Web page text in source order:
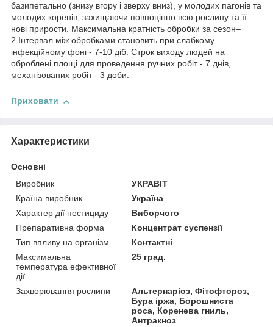
базипетально (знизу вгору і зверху вниз), у молодих пагонів та
молодих коренів, захищаючи повноцінно всю рослину та її
нові прирости. Максимальна кратність обробки за сезон–
2.Інтервал між обробками становить при слабкому
інфекційному фоні - 7-10 діб. Строк виходу людей на
оброблені площі для проведення ручних робіт - 7 днів,
механізованих робіт - 3 доби.
Приховати
Характеристики
Основні
Виробник
УКРАВІТ
Країна виробник
Україна
Характер дії пестициду
Виборчого
Препаративна форма
Концентрат суспензії
Тип впливу на організм
Контактні
Максимальна
температура ефективної
дії
25 град.
Захворювання рослини
Альтернаріоз, Фітофтороз,
Бура іржа, Борошниста
роса, Коренева гниль,
Антракноз